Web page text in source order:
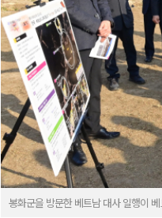
봉화군을 방문한 베트남 대사 일행이